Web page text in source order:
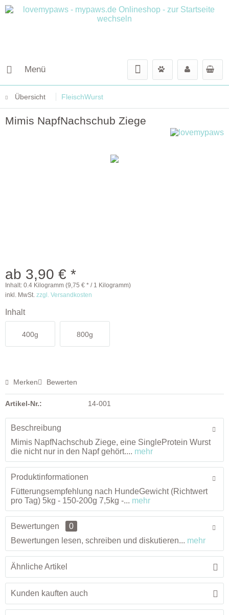
Menü
Übersicht FleischWurst
Mimis NapfNachschub Ziege
ab 3,90 € *
Inhalt: 0.4 Kilogramm (9,75 € * / 1 Kilogramm)
inkl. MwSt. zzgl. Versandkosten
Inhalt
400g 800g
Merken Bewerten
Artikel-Nr.: 14-001
Beschreibung
Mimis NapfNachschub Ziege, eine SingleProtein Wurst
die nicht nur in den Napf gehört.... mehr
Produktinformationen
Fütterungsempfehlung nach HundeGewicht (Richtwert
pro Tag) 5kg - 150-200g 7,5kg -... mehr
Bewertungen
0
Bewertungen lesen, schreiben und diskutieren... mehr
Ähnliche Artikel
Kunden kauften auch